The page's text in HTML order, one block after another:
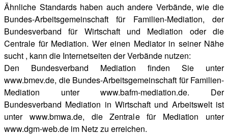
Ähnliche Standards haben auch andere Verbände, wie die
Bundes-Arbeitsgemeinschaft für Familien-Mediation, der
Bundesverband für Wirtschaft und Mediation oder die
Centrale für Mediation. Wer einen Mediator in seiner Nähe
sucht , kann die Internetseiten der Verbände nutzen:
Den Bundesverband Mediation finden Sie unter
www.bmev.de, die Bundes-Arbeitsgemeinschaft für Familien-
Mediation unter www.bafm-mediation.de. Der
Bundesverband Mediation in Wirtschaft und Arbeitswelt ist
unter www.bmwa.de, die Zentrale für Mediation unter
www.dgm-web.de im Netz zu erreichen.